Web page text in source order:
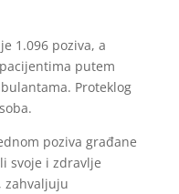
1.096 poziva, a
putem
Proteklog
poziva građane
svoje i zdravlje
zahvaljuju